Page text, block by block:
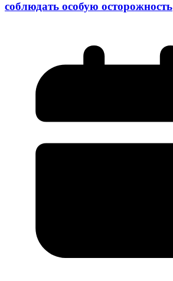
соблюдать особую осторожность